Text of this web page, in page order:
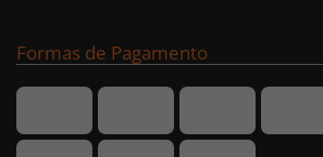
Formas de Pagamento